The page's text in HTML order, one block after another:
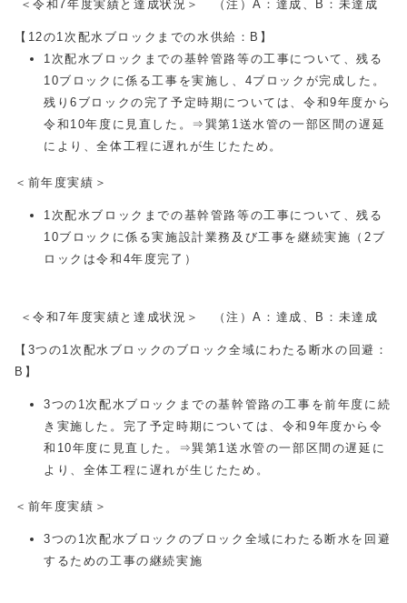
＜令和7年度実績と達成状況＞ （注）A：達成、B：未達成
【12の1次配水ブロックまでの水供給：B】
1次配水ブロックまでの基幹管路等の工事について、残る
10ブロックに係る工事を実施し、4ブロックが完成した。
残り6ブロックの完了予定時期については、令和9年度から
令和10年度に見直した。⇒巽第1送水管の一部区間の遅延
により、全体工程に遅れが生じたため。
＜前年度実績＞
1次配水ブロックまでの基幹管路等の工事について、残る
10ブロックに係る実施設計業務及び工事を継続実施（2ブ
ロックは令和4年度完了）
＜令和7年度実績と達成状況＞ （注）A：達成、B：未達成
【3つの1次配水ブロックのブロック全域にわたる断水の回避：
B】
3つの1次配水ブロックまでの基幹管路の工事を前年度に続
き実施した。完了予定時期については、令和9年度から令
和10年度に見直した。⇒巽第1送水管の一部区間の遅延に
より、全体工程に遅れが生じたため。
＜前年度実績＞
3つの1次配水ブロックのブロック全域にわたる断水を回避
するための工事の継続実施